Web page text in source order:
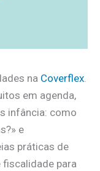
na Coverflex.
em agenda,
infância: como
e
práticas de
fiscalidade para